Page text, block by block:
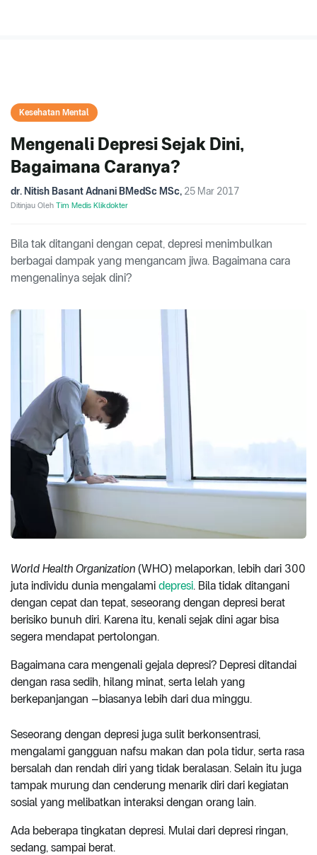
Kesehatan Mental
Mengenali Depresi Sejak Dini,
Bagaimana Caranya?
dr. Nitish Basant Adnani BMedSc MSc, 25 Mar 2017
Ditinjau Oleh Tim Medis Klikdokter
Bila tak ditangani dengan cepat, depresi menimbulkan
berbagai dampak yang mengancam jiwa. Bagaimana cara
mengenalinya sejak dini?
World Health Organization (WHO) melaporkan, lebih dari 300
juta individu dunia mengalami depresi. Bila tidak ditangani
dengan cepat dan tepat, seseorang dengan depresi berat
berisiko bunuh diri. Karena itu, kenali sejak dini agar bisa
segera mendapat pertolongan.
Bagaimana cara mengenali gejala depresi? Depresi ditandai
dengan rasa sedih, hilang minat, serta lelah yang
berkepanjangan –biasanya lebih dari dua minggu.
Seseorang dengan depresi juga sulit berkonsentrasi,
mengalami gangguan nafsu makan dan pola tidur, serta rasa
bersalah dan rendah diri yang tidak beralasan. Selain itu juga
tampak murung dan cenderung menarik diri dari kegiatan
sosial yang melibatkan interaksi dengan orang lain.
Ada beberapa tingkatan depresi. Mulai dari depresi ringan,
sedang, sampai berat.